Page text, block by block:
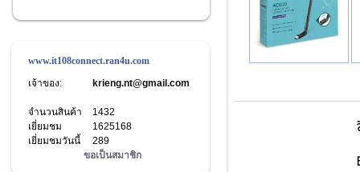
www.it108connect.ran4u.com
เจ้าของ:
krieng.nt@gmail.com
จำนวนสินค้า
1432
เยี่ยมชม
1625168
เยี่ยมชมวันนี้
289
ขอเป็นสมาชิก